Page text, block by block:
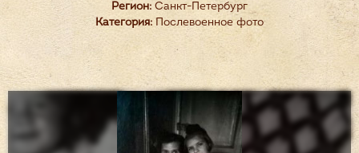
Регион: Санкт-Петербург
Категория: Послевоенное фото